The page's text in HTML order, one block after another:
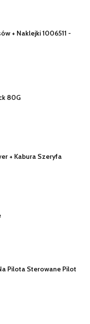
+ Naklejki 1006511 -
80G
+ Kabura Szeryfa
Pilota Sterowane Pilot